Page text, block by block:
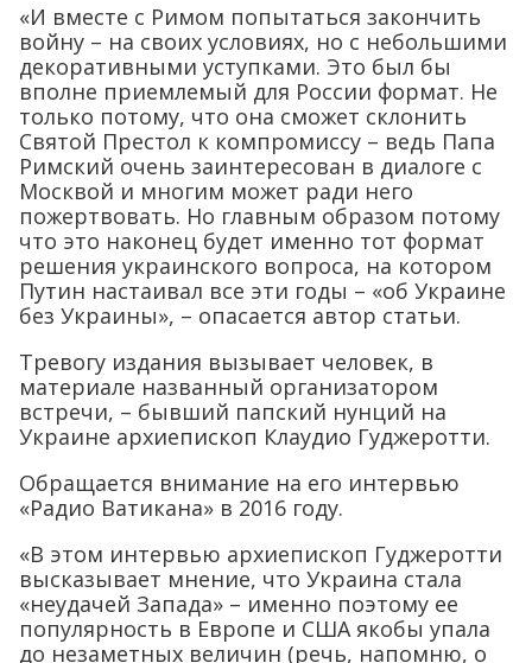
«И вместе с Римом попытаться закончить
войну – на своих условиях, но с небольшими
декоративными уступками. Это был бы
вполне приемлемый для России формат. Не
только потому, что она сможет склонить
Святой Престол к компромиссу – ведь Папа
Римский очень заинтересован в диалоге с
Москвой и многим может ради него
пожертвовать. Но главным образом потому
что это наконец будет именно тот формат
решения украинского вопроса, на котором
Путин настаивал все эти годы – «об Украине
без Украины», – опасается автор статьи.
Тревогу издания вызывает человек, в
материале названный организатором
встречи, – бывший папский нунций на
Украине архиепископ Клаудио Гуджеротти.
Обращается внимание на его интервью
«Радио Ватикана» в 2016 году.
«В этом интервью архиепископ Гуджеротти
высказывает мнение, что Украина стала
«неудачей Запада» – именно поэтому ее
популярность в Европе и США якобы упала
до незаметных величин (речь, напомню, о